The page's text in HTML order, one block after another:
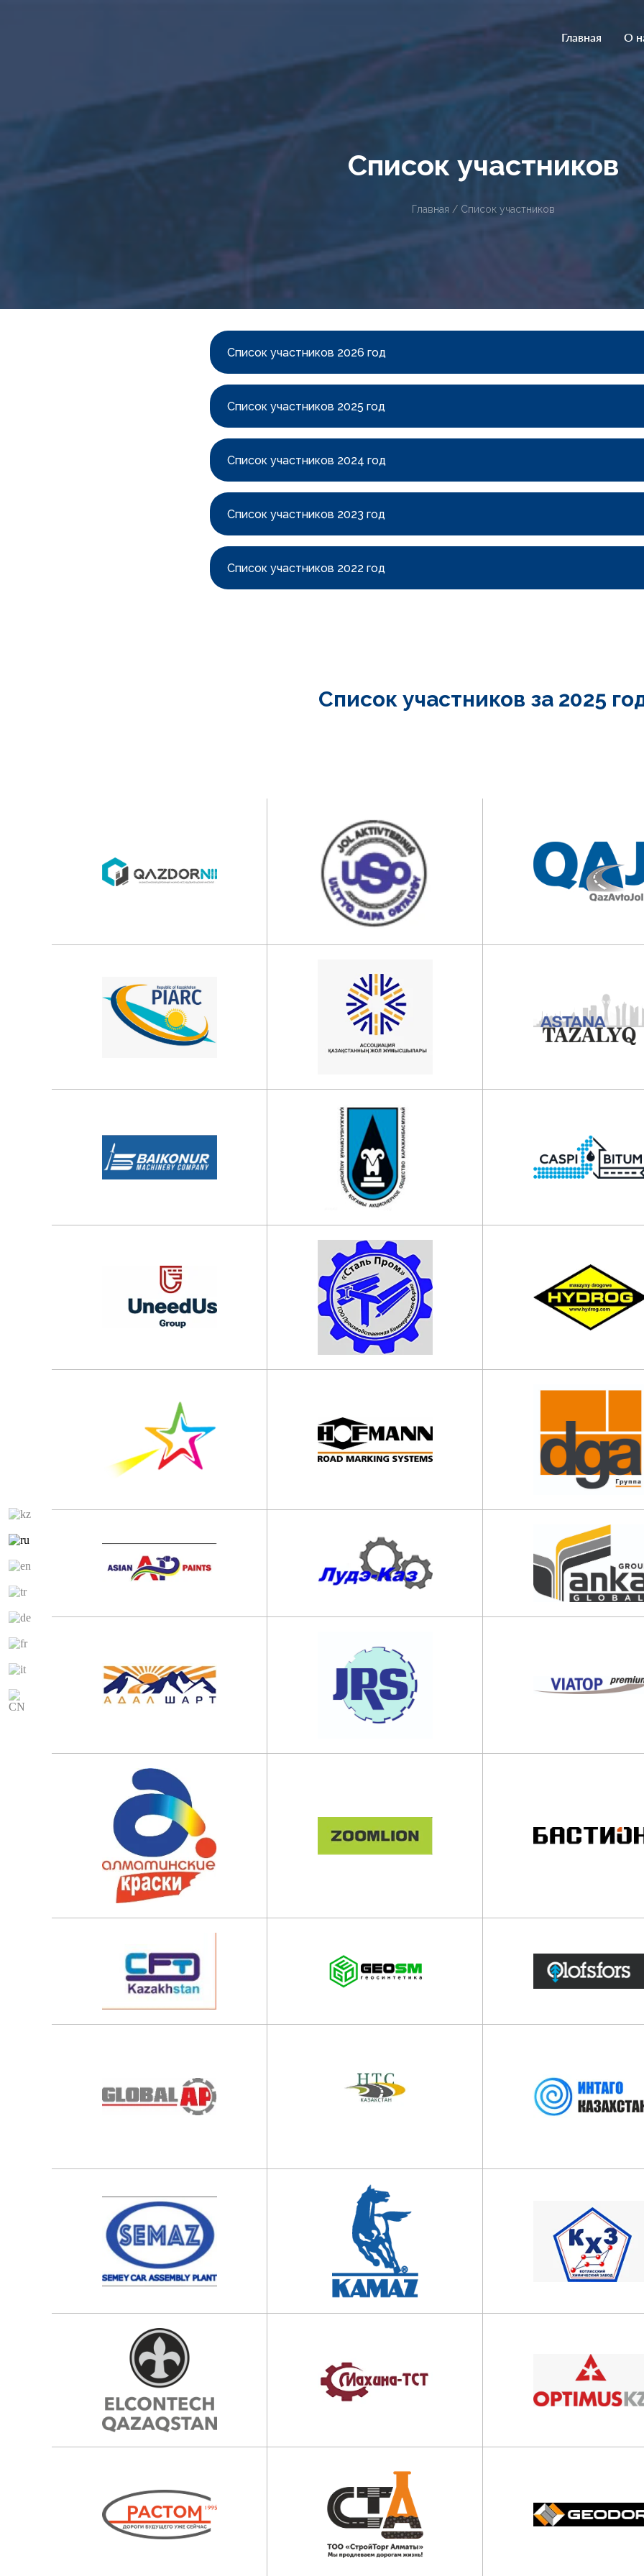
Главная О
Список участников
Главная / Список участников
Список участников 2026 год
Список участников 2025 год
Список участников 2024 год
Список участников 2023 год
Список участников 2022 год
Список участников за 2025